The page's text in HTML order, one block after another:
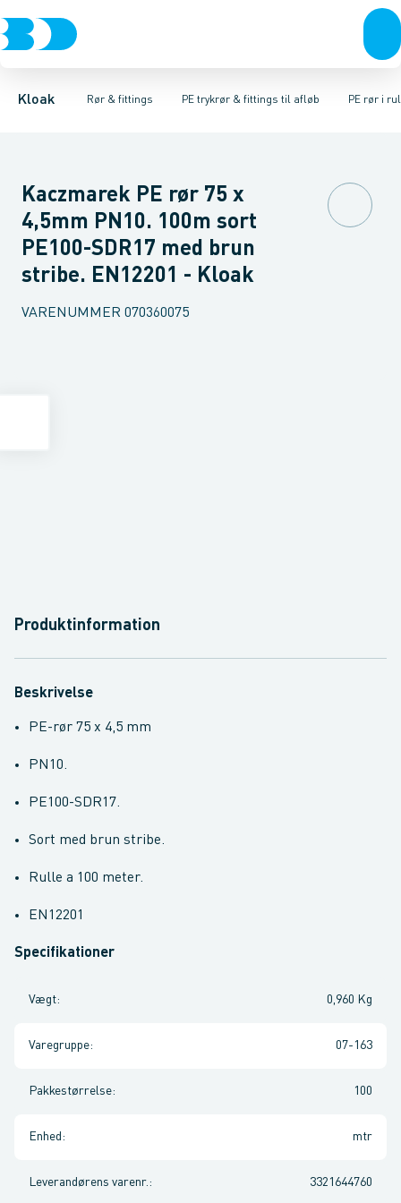
Kloak Rør & fittings
Rør & fittingsBrøndeBrøndgodsLinjeafvandingTanke,
PE trykrør & fittings til afløb
Glatte rør & fittingsLette rør & fittingsAnlægsrør & fittings
PE rør i
PE rør i ruller PE rør i længderPE EL vinklerPE EL T-stykker
Kaczmarek PE rør 75 x
4,5mm PN10. 100m sort
PE100-SDR17 med brun
stribe. EN12201 - Kloak
VARENUMMER 070360075
Produktinformation
Beskrivelse
PE-rør 75 x 4,5 mm
PN10.
PE100-SDR17.
Sort med brun stribe.
Rulle a 100 meter.
EN12201
Specifikationer
Vægt: 0,960 Kg
Varegruppe: 07-163
Pakkestørrelse: 100
Enhed : mtr
Leverandørens varenr. : 3321644760